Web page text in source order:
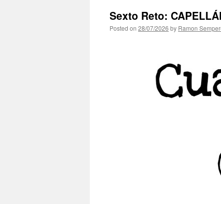
Sexto Reto:
Posted on 28/07/2026 by Ramon